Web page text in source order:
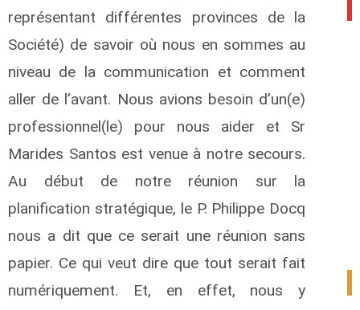
représentant différentes provinces de la
Société) de savoir où nous en sommes au
niveau de la communication et comment
aller de l’avant. Nous avions besoin d’un(e)
professionnel(le) pour nous aider et Sr
Marides Santos est venue à notre secours.
Au début de notre réunion sur la
planification stratégique, le P. Philippe Docq
nous a dit que ce serait une réunion sans
papier. Ce qui veut dire que tout serait fait
numériquement. Et, en effet, nous y